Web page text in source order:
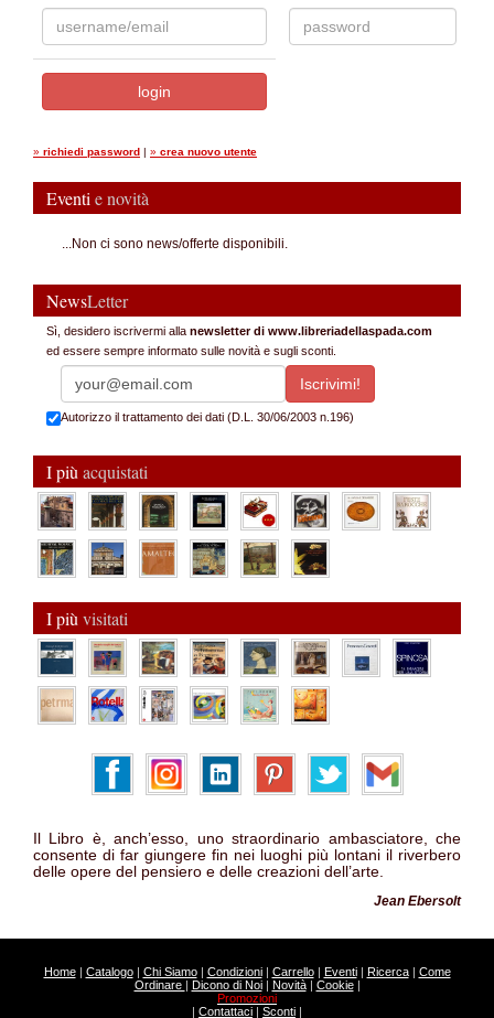
» richiedi password | » crea nuovo utente
Eventi e novità
...Non ci sono news/offerte disponibili.
NewsLetter
Sì, desidero iscrivermi alla newsletter di www.libreriadellaspada.com
ed essere sempre informato sulle novità e sugli sconti.
Autorizzo il trattamento dei dati (D.L. 30/06/2003 n.196)
I più acquistati
I più visitati
Il Libro è, anch’esso, uno straordinario ambasciatore, che
consente di far giungere fin nei luoghi più lontani il riverbero
delle opere del pensiero e delle creazioni dell’arte.
Jean Ebersolt
Home| Catalogo| Chi Siamo| Condizioni| Carrello| Eventi| Ricerca| Come
Ordinare | Dicono di Noi| Novità| Cookie|
Promozioni
| Contattaci | Sconti |